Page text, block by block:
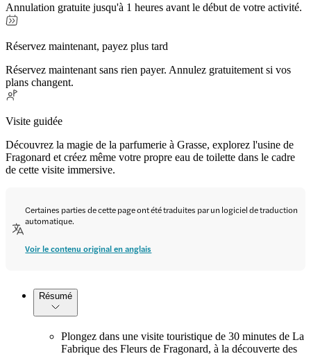
Annulation gratuite jusqu'à 1 heures avant le début de votre activité.
Réservez maintenant, payez plus tard
Réservez maintenant sans rien payer. Annulez gratuitement si vos
plans changent.
Visite guidée
Découvrez la magie de la parfumerie à Grasse, explorez l'usine de
Fragonard et créez même votre propre eau de toilette dans le cadre
de cette visite immersive.
Certaines parties de cette page ont été traduites par un logiciel de traduction
automatique.
Voir le contenu original en anglais
Résumé
Plongez dans une visite touristique de 30 minutes de La
Fabrique des Fleurs de Fragonard, à la découverte des